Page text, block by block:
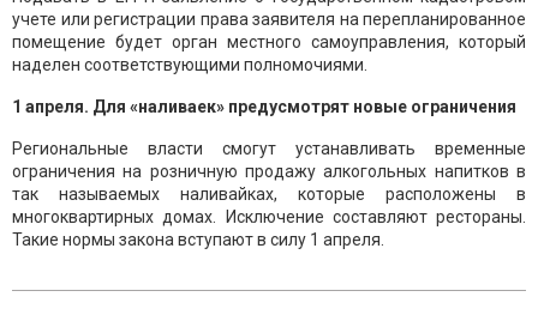
учете или регистрации права заявителя на перепланированное
помещение будет орган местного самоуправления, который
наделен соответствующими полномочиями.
1 апреля. Для «наливаек» предусмотрят новые ограничения
Региональные власти смогут устанавливать временные
ограничения на розничную продажу алкогольных напитков в
так называемых наливайках, которые расположены в
многоквартирных домах. Исключение составляют рестораны.
Такие нормы закона вступают в силу 1 апреля.